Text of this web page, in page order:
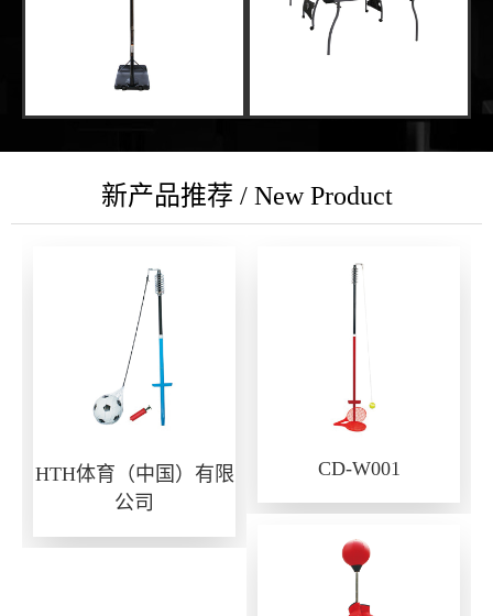
新产品推荐 / New Product
HTH体育（中国）有限
公司
CD-W001